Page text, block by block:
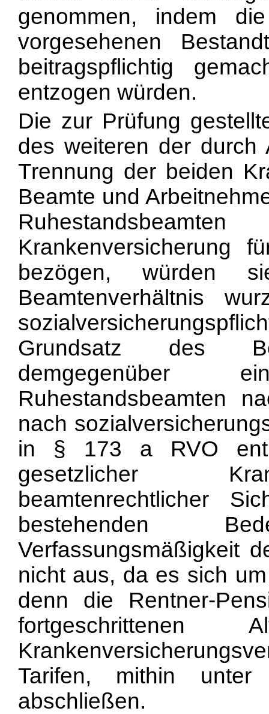
genommen, indem
vorgesehenen
beitragspflichtig
entzogen würden.
Die zur Prüfung
des weiteren der
Trennung der beiden
Beamte und
Krankenversicherung
bezögen, würden
Beamtenverhältnis
Grundsatz des
demgegenüber
Ruhestandsbeamten
nach so
in § 173 a RVO
gesetzlicher
beamtenrechtlicher
bestehenden
Verfassungsmäßigkeit
nicht aus, da es sich
denn die Rentner-
Tarifen, mithin unter
abschließen.